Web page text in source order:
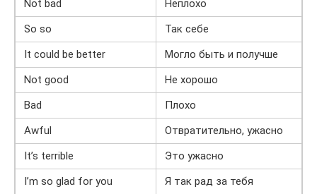
Not bad
Неплохо
So so
Так себе
It could be better
Могло быть и получше
Not good
Не хорошо
Bad
Плохо
Awful
Отвратительно, ужасно
It’s terrible
Это ужасно
I’m so glad for you
Я так рад за тебя